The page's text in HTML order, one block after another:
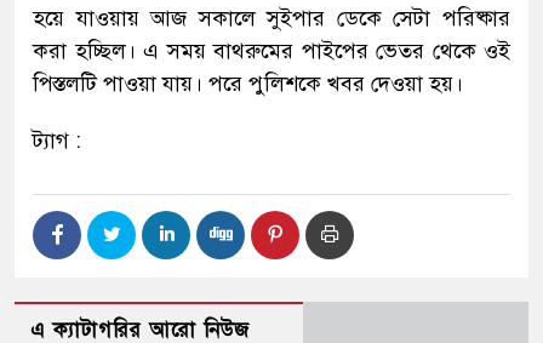
হয়ে যাওয়ায় আজ সকালে সুইপার ডেকে সেটা পরিষ্কার
করা হচ্ছিল। এ সময় বাথরুমের পাইপের ভেতর থেকে ওই
পিস্তলটি পাওয়া যায়। পরে পুলিশকে খবর দেওয়া হয়।
ট্যাগ :
এ ক্যাটাগরির আরো নিউজ